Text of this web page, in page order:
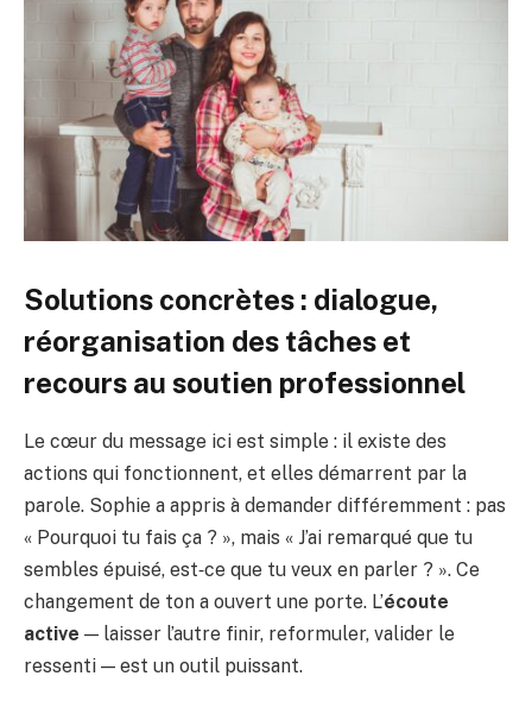
Solutions concrètes : dialogue,
réorganisation des tâches et
recours au soutien professionnel
Le cœur du message ici est simple : il existe des
actions qui fonctionnent, et elles démarrent par la
parole. Sophie a appris à demander différemment : pas
« Pourquoi tu fais ça ? », mais « J’ai remarqué que tu
sembles épuisé, est‑ce que tu veux en parler ? ». Ce
changement de ton a ouvert une porte. L’écoute
active — laisser l’autre finir, reformuler, valider le
ressenti — est un outil puissant.